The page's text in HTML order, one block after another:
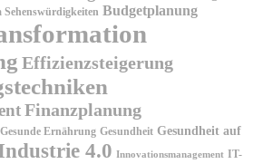
Sehenswürdigkeiten Budgetplanung
Effizienzsteigerung
Finanzplanung
Gesunde Ernährung Gesundheit Gesundheit auf
4.0 Innovationsmanagement IT-